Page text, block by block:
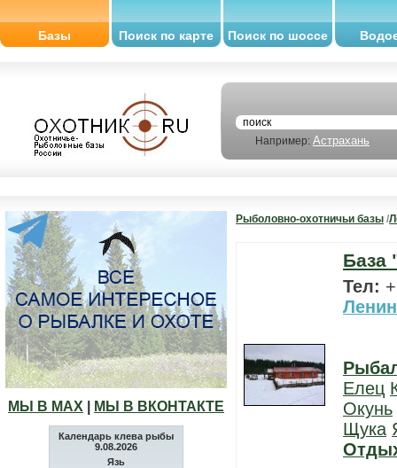
Базы Поиск по карте Поиск по шоссе
Например: Астрахань
МЫ В МАХ МЫ В ВКОНТАКТЕ
Календарь клева рыбы
9.08.2026
Язь
Рыболовно-охотничьи базы /
База
Тел:
Елец
Окунь
Щука